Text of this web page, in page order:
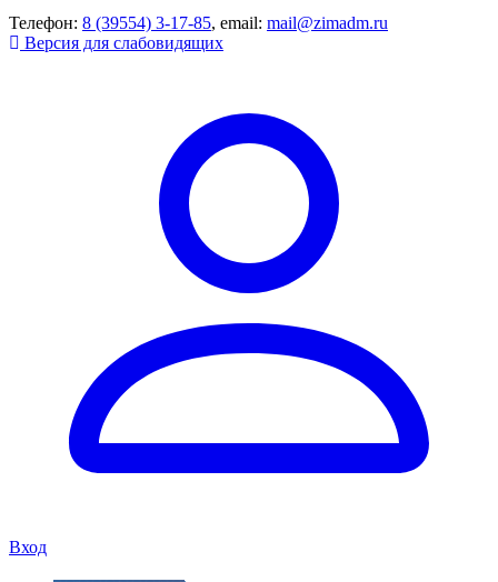
Телефон: 8 (39554) 3-17-85, email: mail@zimadm.ru
Версия для слабовидящих
Вход